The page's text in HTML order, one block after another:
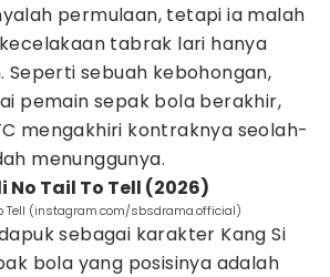
permulaan, tetapi ia malah
tabrak lari hanya
Seperti sebuah kebohongan,
pemain sepak bola berakhir,
mengakhiri kontraknya seolah-
menunggunya.
No Tail To Tell (2026)
Tell (instagram.com/sbsdrama.official)
sebagai karakter Kang Si
bola yang posisinya adalah